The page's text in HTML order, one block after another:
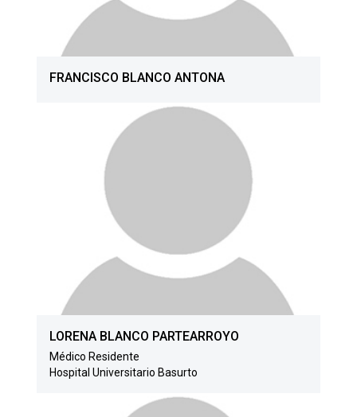
FRANCISCO BLANCO ANTONA
LORENA BLANCO PARTEARROYO
Médico Residente
Hospital Universitario Basurto